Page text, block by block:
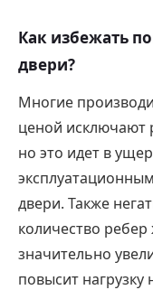
Как избежать
двери?
Многие
ценой исключают
но это идет в
двери. Также
количество ребер
значительно
повысит